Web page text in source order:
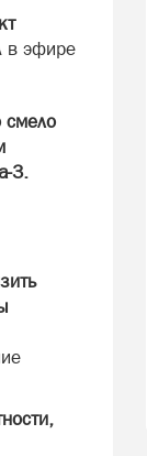
в эфире
смело
3.